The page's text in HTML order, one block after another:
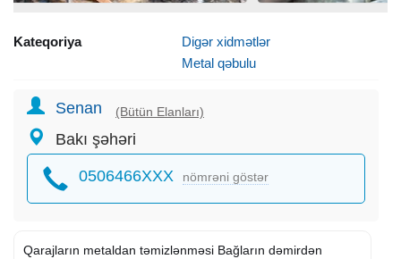
Kateqoriya
Digər xidmətlər
Metal qəbulu
Senan (Bütün Elanları)
Bakı şəhəri
0506466XXX nömrəni göstər
Qarajların metaldan təmizlənməsi Bağların dəmirdən